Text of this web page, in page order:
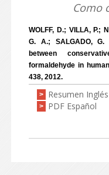
Como
WOLFF, D.; VILLA, P.;
G. A.; SALGADO,
between
formaldehyde in
438, 2012.
> Resumen Inglés
> PDF Español